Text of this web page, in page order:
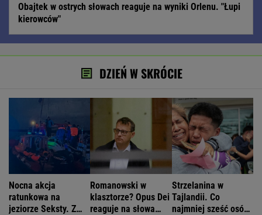
Obajtek w ostrych słowach reaguje na wyniki Orlenu. "Łupi
kierowców"
DZIEŃ W SKRÓCIE
Nocna akcja
ratunkowa na
jeziorze Seksty. Z
Romanowski w
klasztorze? Opus Dei
reaguje na słowa
Strzelanina w
Tajlandii. Co
najmniej sześć osób